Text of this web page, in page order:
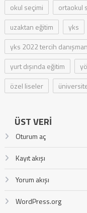
okul seçimi
ortaokul
uzaktan eğitim
yks
yks 2022 tercih
yurt dışında eğitim
özel liseler
ÜST VERI
Oturum aç
Kayıt akışı
Yorum akışı
WordPress.org